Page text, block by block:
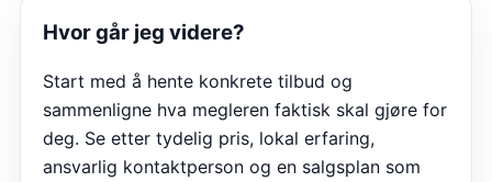
Hvor går jeg videre?
Start med å hente konkrete tilbud og
sammenligne hva megleren faktisk skal gjøre for
deg. Se etter tydelig pris, lokal erfaring,
ansvarlig kontaktperson og en salgsplan som